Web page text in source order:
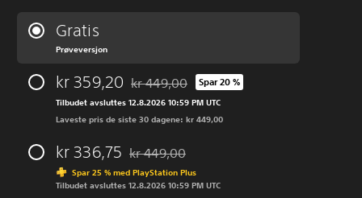
Gratis
Prøveversjon
kr 359,20 Nedsatt fra opprinnelig pris på kr 449,00
kr 449,00 Spar 20 %
Tilbudet avsluttes 12.8.2026 10:59 PM UTC
Laveste pris de siste 30 dagene: kr 449,00
kr 336,75 Nedsatt fra opprinnelig pris på kr 449,00
kr 449,00
Spar 25 % med PlayStation Plus
Tilbudet avsluttes 12.8.2026 10:59 PM UTC